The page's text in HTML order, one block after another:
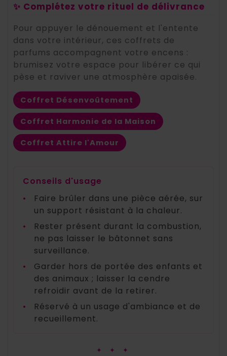
✨ Complétez votre rituel de délivrance
Pour appuyer le dénouement et l'entente
dans votre intérieur, ces coffrets de
parfums accompagnent votre encens :
brumisez votre espace pour libérer ce qui
pèse et raviver une atmosphère apaisée.
Coffret Désenvoûtement
Coffret Harmonie de la Maison
Coffret Attire l'Amour
Conseils d'usage
•
Faire brûler dans une pièce aérée, sur
un support résistant à la chaleur.
•
Rester présent durant la combustion,
ne pas laisser le bâtonnet sans
surveillance.
•
Garder hors de portée des enfants et
des animaux ; laisser la cendre
refroidir avant de la retirer.
•
Réservé à un usage d'ambiance et de
recueillement.
✦ ✦ ✦